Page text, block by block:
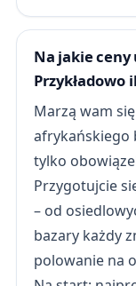
Na jakie ceny
Przykładowo
Marzą wam
afrykańskiego
tylko
Przygotujcie
– od
bazary każdy
polowanie na